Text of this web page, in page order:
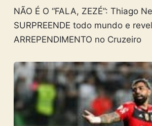
NÃO É O “FALA, ZEZÉ”: Thiago
SURPREENDE todo mundo e
ARREPENDIMENTO no Cruzeiro